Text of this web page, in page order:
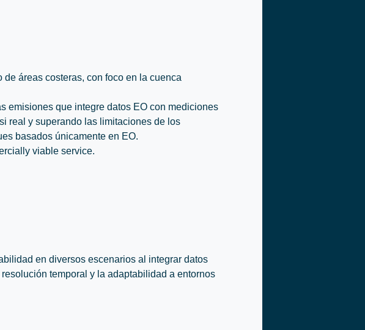
áreas costeras, con foco en la cuenca
emisiones que integre datos EO con mediciones
real y superando las limitaciones de los
basados únicamente en EO.
viable service.
en diversos escenarios al integrar datos
temporal y la adaptabilidad a entornos